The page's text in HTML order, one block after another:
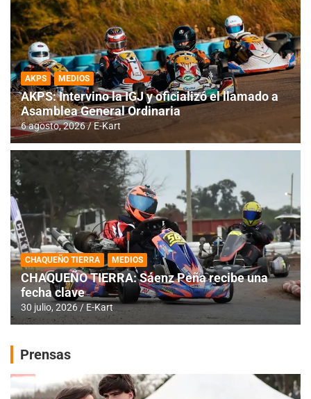
AKPS MEDIOS
AKPS: Intervino la IGJ y oficializó el llamado a
Asamblea General Ordinaria
6 agosto, 2026 E-Kart
CHAQUEÑO TIERRA MEDIOS
CHAQUEÑO TIERRA: Sáenz Peña recibe una
fecha clave
30 julio, 2026 E-Kart
Prensas